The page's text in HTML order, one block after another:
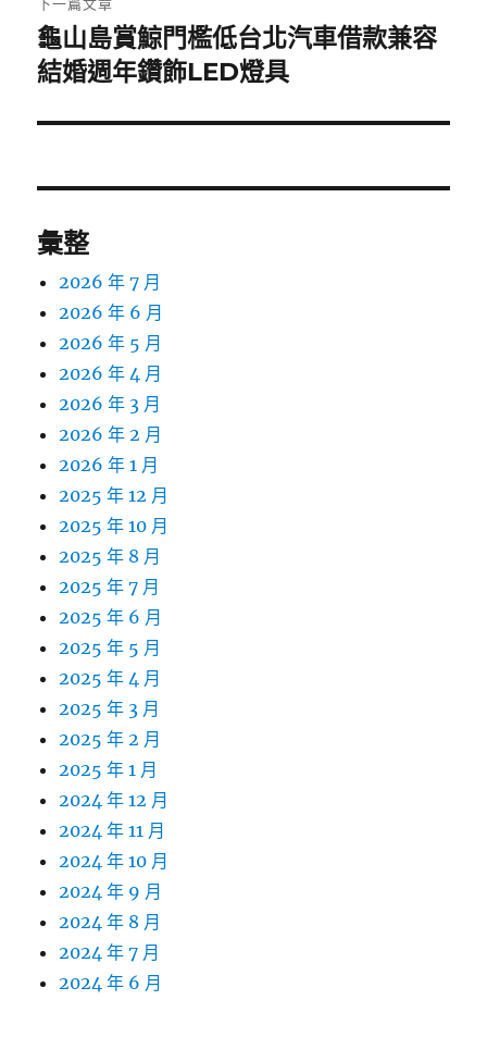
下
一
文
龜山島賞鯨門檻低台北汽車借款兼容
結婚週年鑽飾LED燈具
彙整
2026 年 7 月
2026 年 6 月
2026 年 5 月
2026 年 4 月
2026 年 3 月
2026 年 2 月
2026 年 1 月
2025 年 12 月
2025 年 10 月
2025 年 8 月
2025 年 7 月
2025 年 6 月
2025 年 5 月
2025 年 4 月
2025 年 3 月
2025 年 2 月
2025 年 1 月
2024 年 12 月
2024 年 11 月
2024 年 10 月
2024 年 9 月
2024 年 8 月
2024 年 7 月
2024 年 6 月